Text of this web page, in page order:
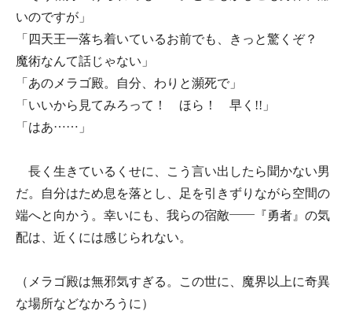
いのですが」
「四天王一落ち着いているお前でも、きっと驚くぞ？
魔術なんて話じゃない」
「あのメラゴ殿。自分、わりと瀕死で」
「いいから見てみろって！ ほら！ 早く!!」
「はあ……」
長く生きているくせに、こう言い出したら聞かない男
だ。自分はため息を落とし、足を引きずりながら空間の
端へと向かう。幸いにも、我らの宿敵――『勇者』の気
配は、近くには感じられない。
（メラゴ殿は無邪気すぎる。この世に、魔界以上に奇異
な場所などなかろうに）